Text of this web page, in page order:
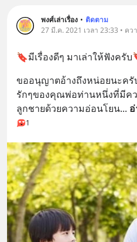
พงศ์เล่าเรื่อง • ติดตาม
27 มี.ค. 2021 เวลา 23:33 • ค
🔖มีเรื่องดีๆ มาเล่าให้ฟังครับ
ขออนุญาตอ้างถึงหน่อยนะครั
รักๆของคุณพ่อท่านหนึ่งที่มีค
ลูกชายด้วยความอ่อนโยน...
1